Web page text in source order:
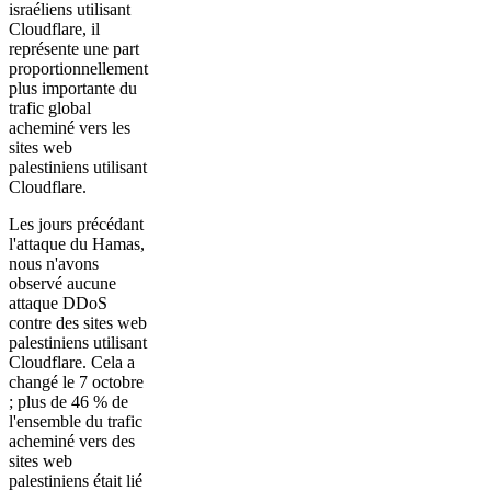
israéliens utilisant
Cloudflare, il
représente une part
proportionnellement
plus importante du
trafic global
acheminé vers les
sites web
palestiniens utilisant
Cloudflare.
Les jours précédant
l'attaque du Hamas,
nous n'avons
observé aucune
attaque DDoS
contre des sites web
palestiniens utilisant
Cloudflare. Cela a
changé le 7 octobre
; plus de 46 % de
l'ensemble du trafic
acheminé vers des
sites web
palestiniens était lié